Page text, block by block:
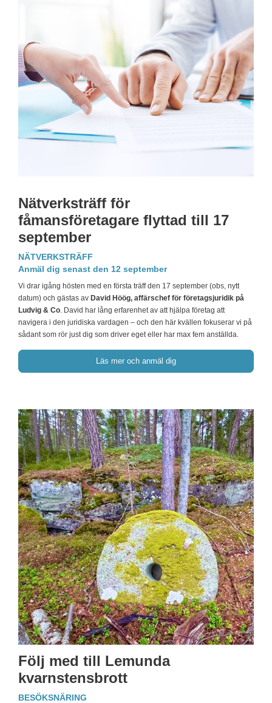
Nätverksträff för
fåmansföretagare flyttad till 17
september
NÄTVERKSTRÄFF
Anmäl dig senast den 12 september
Vi drar igång hösten med en första träff den 17 september (obs, nytt
datum) och gästas av David Höög, affärschef för företagsjuridik på
Ludvig & Co. David har lång erfarenhet av att hjälpa företag att
navigera i den juridiska vardagen – och den här kvällen fokuserar vi på
sådant som rör just dig som driver eget eller har max fem anställda.
Läs mer och anmäl dig
Följ med till Lemunda
kvarnstensbrott
BESÖKSNÄRING